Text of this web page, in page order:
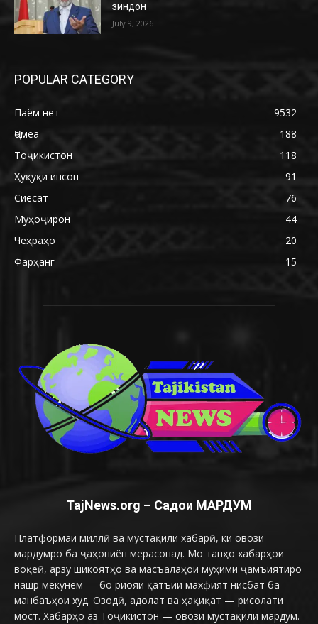
зиндон
July 9, 2026
POPULAR CATEGORY
Паём нет
9532
Ҷомеа
188
Тоҷикистон
118
Ҳуқуқи инсон
91
Сиёсат
76
Муҳоҷирон
44
Чеҳраҳо
20
Фарҳанг
15
TajNews.org – Садои МАРДУМ
Платформаи миллӣ ва мустақили хабарӣ, ки овози
мардумро ба ҷаҳониён мерасонад. Мо танҳо хабарҳои
воқеӣ, арзу шикоятҳо ва масъалаҳои муҳими ҷамъиятиро
нашр мекунем — бо риояи қатъии махфият нисбат ба
манбаъҳои худ. Озодӣ, адолат ва ҳақиқат — рисолати
мост. Хабарҳо аз Тоҷикистон — овози мустақили мардум.